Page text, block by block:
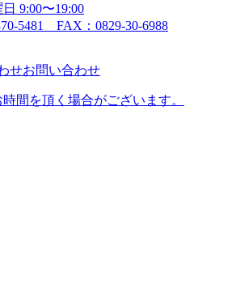
9:00〜19:00
5481 FAX：0829-30-6988
せお問い合わせ
時間を頂く場合がございます。